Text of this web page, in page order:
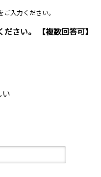
入力ください。
さい。 【複数回答可】
い